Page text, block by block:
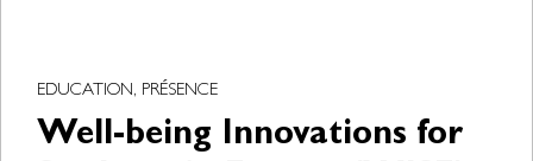
EDUCATION, PRÉSENCE
Well-being Innovations for